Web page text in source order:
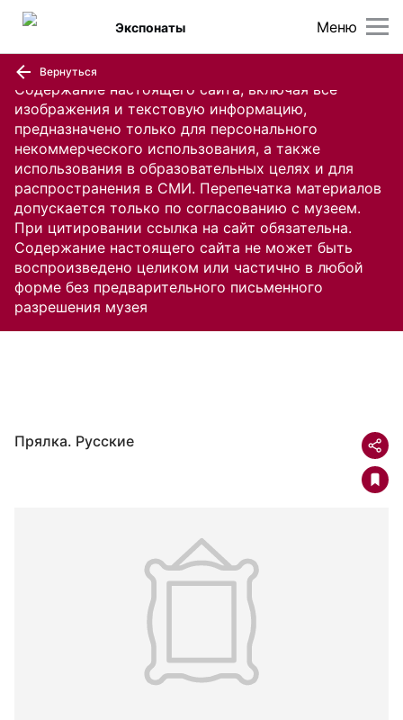
Содержание настоящего сайта, включая все
изображения и текстовую информацию,
предназначено только для персонального
некоммерческого использования, а также
использования в образовательных целях и для
распространения в СМИ. Перепечатка материалов
допускается только по согласованию с музеем.
При цитировании ссылка на сайт обязательна.
Содержание настоящего сайта не может быть
воспроизведено целиком или частично в любой
форме без предварительного письменного
разрешения музея
Меню
Экспонаты
Вернуться
Прялка. Русские